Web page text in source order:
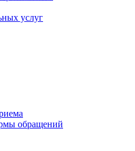
услуг
обращений